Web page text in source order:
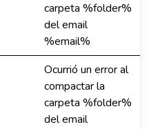
carpeta %folder%
del email
%email%
Ocurrió un error al
compactar la
carpeta %folder%
del email